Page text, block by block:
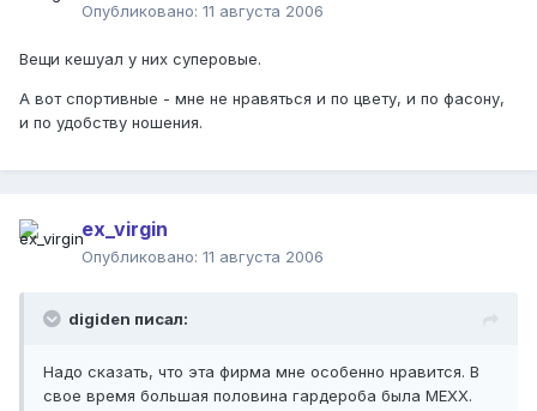
Опубликовано: 11 августа 2006
Вещи кешуал у них суперовые.
А вот спортивные - мне не нравяться и по цвету, и по фасону,
и по удобству ношения.
ex_virgin
Опубликовано: 11 августа 2006
digiden писал:
Надо сказать, что эта фирма мне особенно нравится. В
свое время большая половина гардероба была МЕХХ.